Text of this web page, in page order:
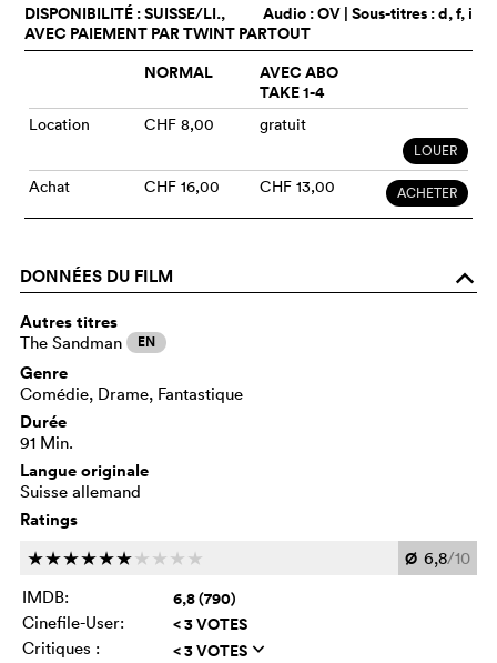
Audio :OV | Sous-titres : d, f, i
DISPONIBILITÉ : SUISSE/LI.,
AVEC PAIEMENT PAR TWINT PARTOUT
NORMAL
AVEC ABO
TAKE 1-4
Location CHF 8,00 gratuit
LOUER
Achat CHF 16,00 CHF 13,00 ACHETER
DONNÉES DU FILM o
Autres titres
The Sandman EN
Genre
Comédie, Drame, Fantastique
Durée
91 Min.
Langue originale
Suisse allemand
Ratings
cccccc c c c c Ø 6,8/10
IMDB:
6,8 (790)
Cinefile-User: < 3 VOTES
Critiques : < 3 VOTES q